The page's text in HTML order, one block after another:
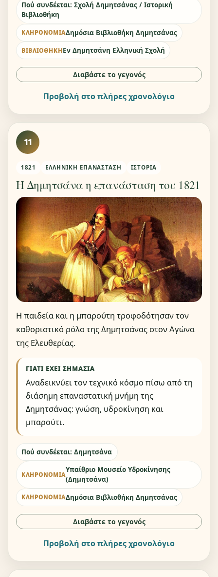
Πού συνδέεται: Σχολή Δημητσάνας / Ιστορική
Βιβλιοθήκη
ΚΛΗΡΟΝΟΜΙΆΔημόσια Βιβλιοθήκη Δημητσάνας
ΒΙΒΛΙΟΘΉΚΗΕν Δημητσάνη Ελληνική Σχολή
Διαβάστε το γεγονός
Προβολή στο πλήρες χρονολόγιο
11
1821 ΕΛΛΗΝΙΚΉ ΕΠΑΝΆΣΤΑΣΗ ΙΣΤΟΡΊΑ
Η Δημητσάνα η επανάσταση του 1821
Η παιδεία και η μπαρούτη τροφοδότησαν τον
καθοριστικό ρόλο της Δημητσάνας στον Αγώνα
της Ελευθερίας.
ΓΙΑΤΊ ΈΧΕΙ ΣΗΜΑΣΊΑ
Αναδεικνύει τον τεχνικό κόσμο πίσω από τη
διάσημη επαναστατική μνήμη της
Δημητσάνας: γνώση, υδροκίνηση και
μπαρούτι.
Πού συνδέεται: Δημητσάνα
ΚΛΗΡΟΝΟΜΙΆ
Υπαίθριο Μουσείο Υδροκίνησης
(Δημητσάνα)
ΚΛΗΡΟΝΟΜΙΆΔημόσια Βιβλιοθήκη Δημητσάνας
Διαβάστε το γεγονός
Προβολή στο πλήρες χρονολόγιο